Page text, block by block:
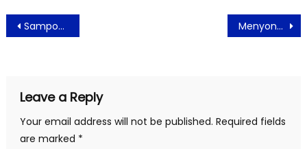
Post
navigation
Sampoerna University Tawarkan Kesempatan Emas Mendapatkan Pendidikan Berstandar Internasional Menyongsong Tahun Baru 2025, Freser Residence Sudirman Jakarta Berikan Promo Menarik Liburan Akhir Tahun
Leave a Reply
Your email address will not be published. Required fields
are marked *